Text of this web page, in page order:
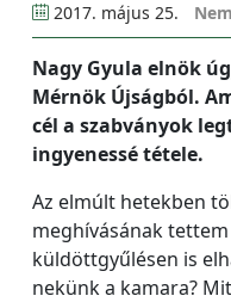
2017. május 25.
Nagy Gyula elnök
Mérnök Újságból.
cél a szabványok
ingyenessé tétele.
Az elmúlt hetekben
meghívásának
küldöttgyűlésen is
nekünk a kamara?